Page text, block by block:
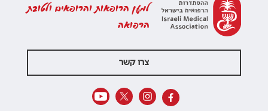
למען הרופאות והרופאים ולטובת
הרפואה
צרו קשר